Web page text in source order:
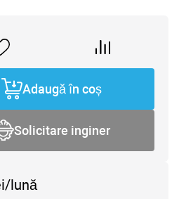
Adaugă în coș
Solicitare inginer
lună